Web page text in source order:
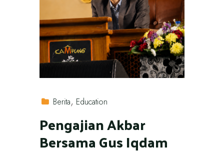
Berita Education
Pengajian Akbar
Bersama Gus Iqdam